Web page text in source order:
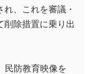
、これを審議・
削除措置に乗り出
民防教育映像を